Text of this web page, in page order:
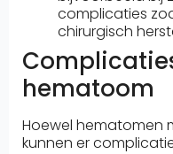
complicaties
chirurgisch
hematoom
Hoewel hematomen
kunnen er